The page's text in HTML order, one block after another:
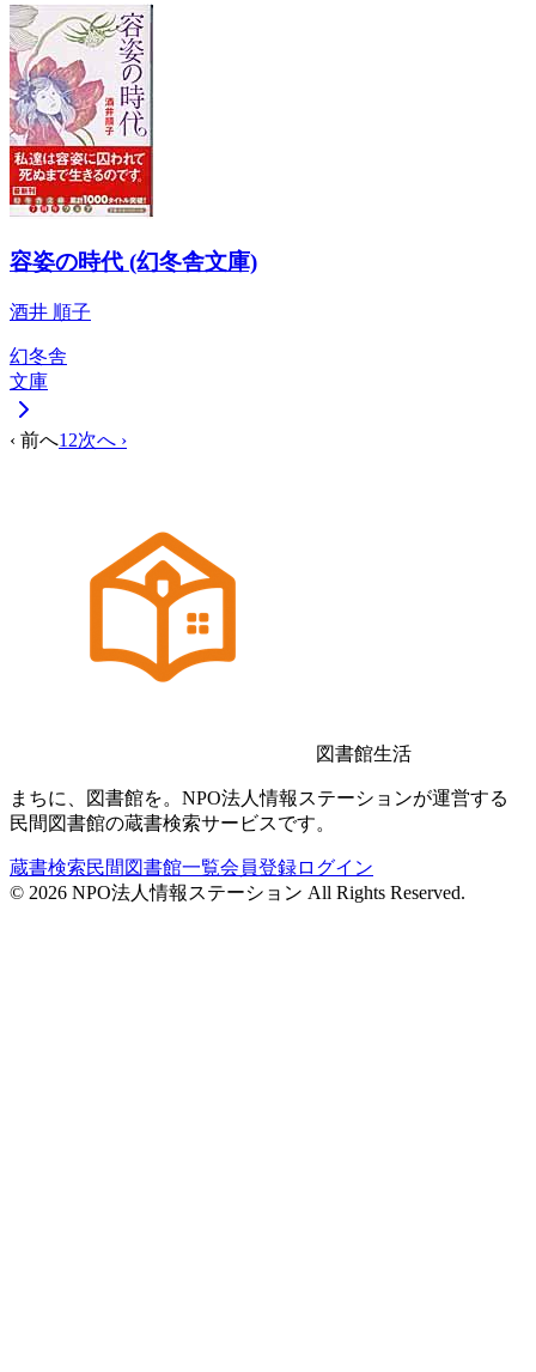
容姿の時代 (幻冬舎文庫)
酒井 順子
幻冬舎
文庫
‹ 前へ1 2次へ ›
図書館生活
まちに、図書館を。NPO法人情報ステーションが運営する
民間図書館の蔵書検索サービスです。
蔵書検索民間図書館一覧会員登録ログイン
© 2026 NPO法人情報ステーション All Rights Reserved.